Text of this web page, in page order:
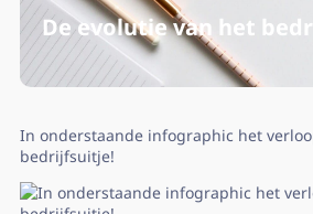
De evolutie van het
In onderstaande infographic het
bedrijfsuitje!